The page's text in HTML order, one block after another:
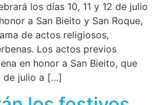
los días 10, 11 y 12 de julio
a San Bieito y San Roque,
de actos religiosos,
Los actos previos
en honor a San Bieito, que
de julio a […]